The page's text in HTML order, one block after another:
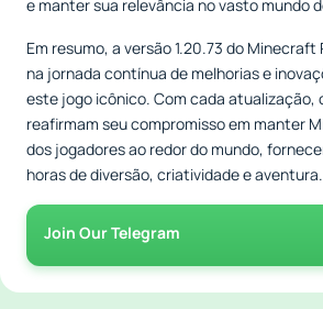
e manter sua relevância no vasto mundo
Em resumo, a versão 1.20.73 do Minecraft
na jornada contínua de melhorias e
este jogo icônico. Com cada atualização,
reafirmam seu compromisso em manter
dos jogadores ao redor do mundo,
horas de diversão, criatividade e aventura.
Join Our Telegram